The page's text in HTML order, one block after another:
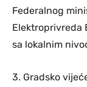
Federalnog
Elektroprivreda
sa lokalnim
3. Gradsko